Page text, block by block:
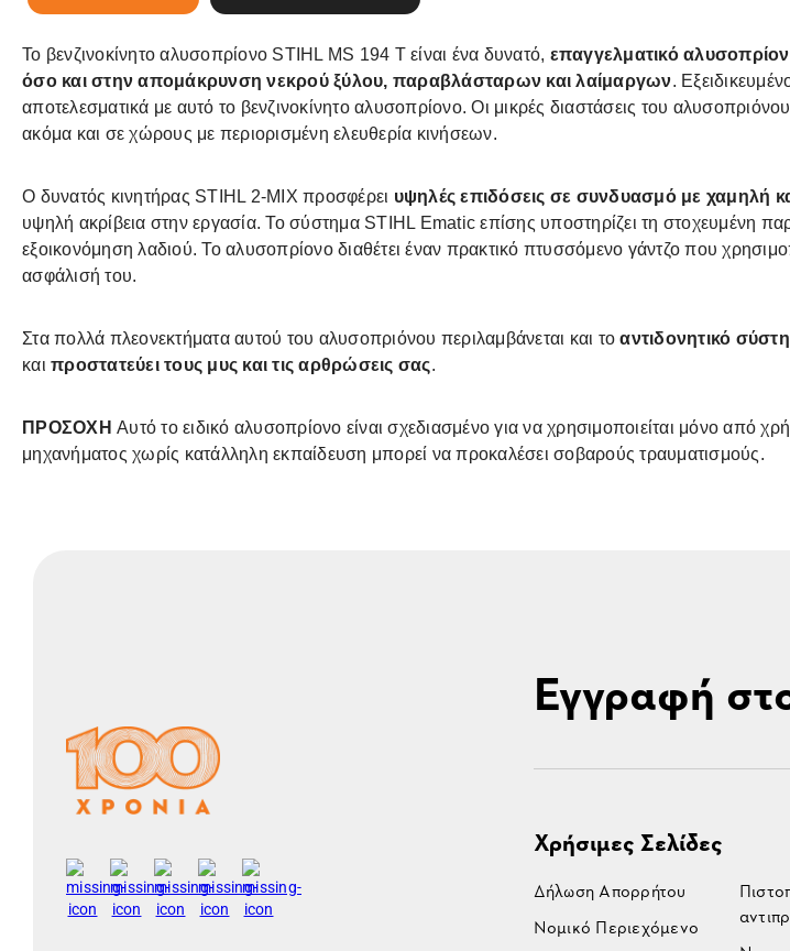
Το βενζινοκίνητο αλυσοπρίονο STIHL MS 194 T είναι ένα δυνατό, επαγγελματικό
όσο και στην απομάκρυνση νεκρού ξύλου, παραβλάσταρων και λαίμαργων.
αποτελεσματικά με αυτό το βενζινοκίνητο αλυσοπρίονο. Οι μικρές διαστάσεις του
ακόμα και σε χώρους με περιορισμένη ελευθερία κινήσεων.
Ο δυνατός κινητήρας STIHL 2-MIX προσφέρει υψηλές επιδόσεις σε συνδυασμό με χαμηλή
υψηλή ακρίβεια στην εργασία. Το σύστημα STIHL Ematic επίσης υποστηρίζει τη στοχευμένη
εξοικονόμηση λαδιού. Το αλυσοπρίονο διαθέτει έναν πρακτικό πτυσσόμενο γάντζο που
ασφάλισή του.
Στα πολλά πλεονεκτήματα αυτού του αλυσοπριόνου περιλαμβάνεται και το αντιδονητικό
και προστατεύει τους μυς και τις αρθρώσεις σας.
ΠΡΟΣΟΧΗ Αυτό το ειδικό αλυσοπρίονο είναι σχεδιασμένο για να χρησιμοποιείται μόνο από
μηχανήματος χωρίς κατάλληλη εκπαίδευση μπορεί να προκαλέσει σοβαρούς τραυματισμούς.
Εγγραφή
Χρήσιμες Σελίδες
Δήλωση Απορρήτου
Νομικό Περιεχόμενο